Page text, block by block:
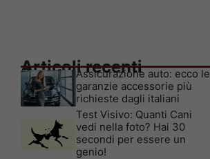
Articoli recenti
Assicurazione auto: ecco le
garanzie accessorie più
richieste dagli italiani
Test Visivo: Quanti Cani
vedi nella foto? Hai 30
secondi per essere un
genio!